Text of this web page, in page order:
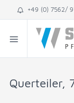
+49 (0) 7562/
Querteiler,